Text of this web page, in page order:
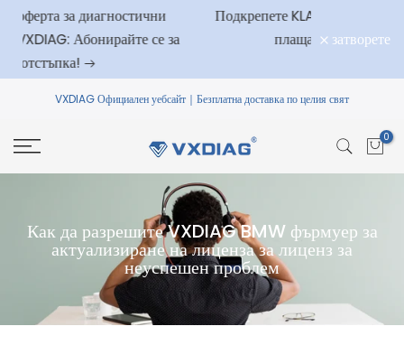
Пропуснете
до
съдържание
за
Подкрепете KLARNA: Пазарувайте сега,
плащайте по-късно
VXDIAGОфициален уебсайт｜Безплатна доставка по целия свят
Как да разрешите VXDIAG BMW фърмуер за
актуализиране на лиценза за лиценз за
неуспешен проблем